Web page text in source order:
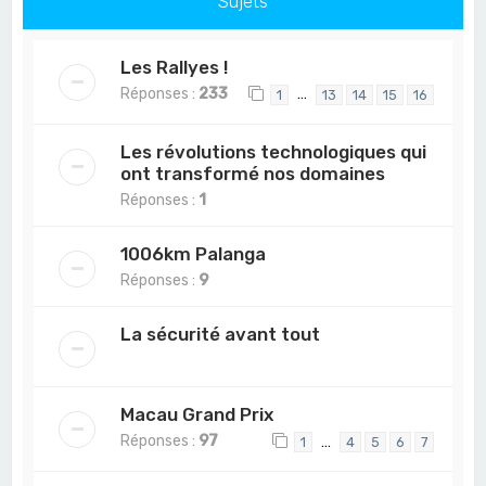
Les Rallyes !
Réponses : 233 1 … 13 14 15 16
Les révolutions technologiques qui
ont transformé nos domaines
Réponses : 1
1006km Palanga
Réponses : 9
La sécurité avant tout
Macau Grand Prix
Réponses : 97 1 … 4 5 6 7